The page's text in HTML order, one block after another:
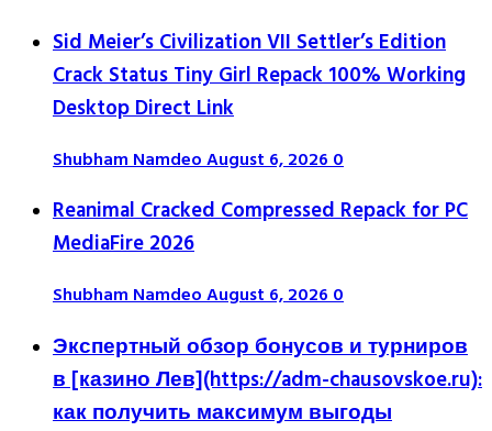
Sid Meier’s Civilization VII Settler’s Edition
Crack Status Tiny Girl Repack 100% Working
Desktop Direct Link
Shubham NamdeoAugust 6, 20260
Reanimal Cracked Compressed Repack for PC
MediaFire 2026
Shubham NamdeoAugust 6, 20260
Экспертный обзор бонусов и турниров
в [казино Лев](https://adm-chausovskoe.ru):
как получить максимум выгоды